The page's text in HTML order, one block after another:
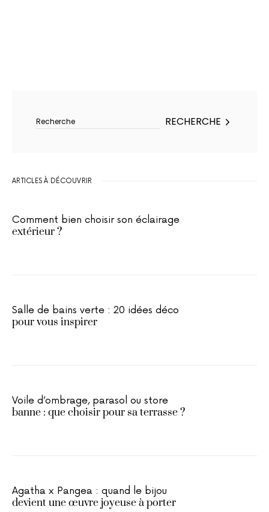
RECHERCHE
ARTICLES À DÉCOUVRIR
Comment bien choisir son éclairage
extérieur ?
Salle de bains verte : 20 idées déco
pour vous inspirer
Voile d’ombrage, parasol ou store
banne : que choisir pour sa terrasse ?
Agatha x Pangea : quand le bijou
devient une œuvre joyeuse à porter